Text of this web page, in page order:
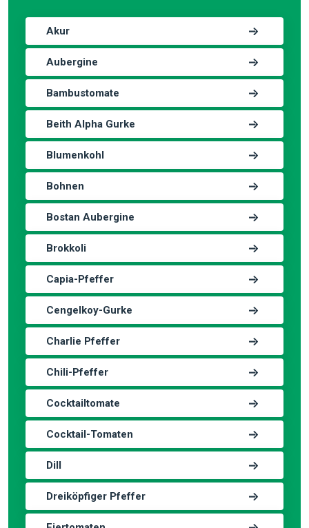
Akur
Aubergine
Bambustomate
Beith Alpha Gurke
Blumenkohl
Bohnen
Bostan Aubergine
Brokkoli
Capia-Pfeffer
Cengelkoy-Gurke
Charlie Pfeffer
Chili-Pfeffer
Cocktailtomate
Cocktail-Tomaten
Dill
Dreiköpfiger Pfeffer